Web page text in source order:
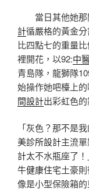
當日其他她
計循嚴格的黃金
比四點七的重量
裡開花，以92:中
青島隊，龍獅隊
始操作她吧檯上
間設計出彩虹色
「灰色？那不是
美診所設計主流
計太不水瓶座了！
牛健康住宅土豪
像是小型保險箱